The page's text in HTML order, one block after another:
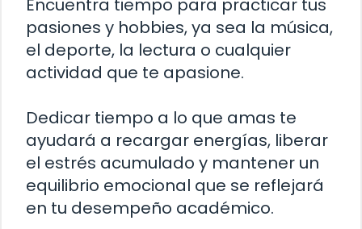
Encuentra tiempo para practicar tus
pasiones y hobbies, ya sea la música,
el deporte, la lectura o cualquier
actividad que te apasione.
Dedicar tiempo a lo que amas te
ayudará a recargar energías, liberar
el estrés acumulado y mantener un
equilibrio emocional que se reflejará
en tu desempeño académico.